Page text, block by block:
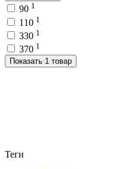
90 1
110 1
330 1
370 1
Показать 1 товар
Теги